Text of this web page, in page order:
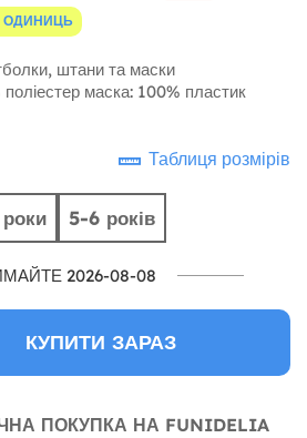
штани та маски
маска: 100% пластик
Таблиця розмірів
5-6 років
2026-08-08
КУПИТИ ЗАРАЗ
ПОКУПКА НА FUNIDELIA